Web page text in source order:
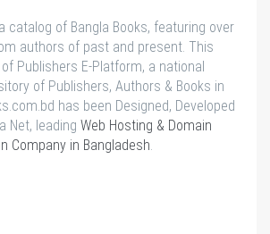
catalog of Bangla Books, featuring over
authors of past and present. This
Publishers E-Platform, a national
of Publishers, Authors & Books in
has been Designed, Developed
Net, leading Web Hosting & Domain
Company in Bangladesh